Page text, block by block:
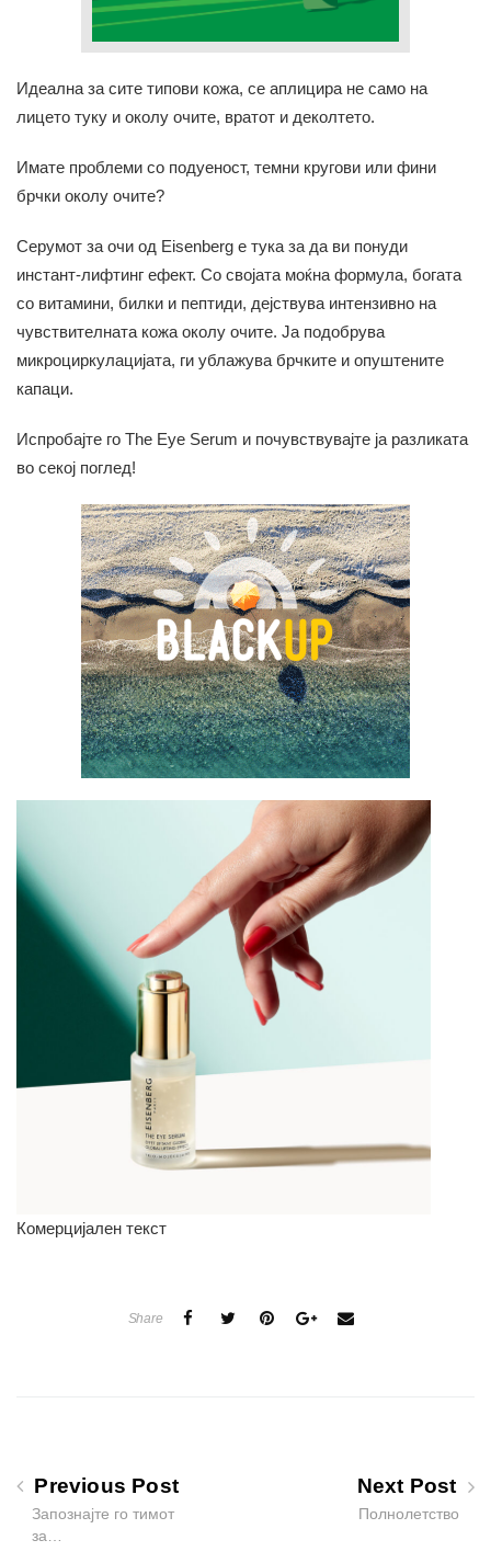
Идеална за сите типови кожа, се аплицира не само на
лицето туку и околу очите, вратот и деколтето.
Имате проблеми со подуеност, темни кругови или фини
брчки околу очите?
Серумот за очи од Eisenberg е тука за да ви понуди
инстант-лифтинг ефект. Со својата моќна формула, богата
со витамини, билки и пептиди, дејствува интензивно на
чувствителната кожа околу очите. Ја подобрува
микроциркулацијата, ги ублажува брчките и опуштените
капаци.
Испробајте го The Eye Serum и почувствувајте ја разликата
во секој поглед!
Комерцијален текст
Share
Previous Post
Запознајте го тимот
за…
Next Post
Полнолетство